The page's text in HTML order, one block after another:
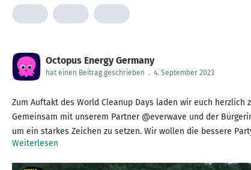
Octopus Energy Germany
hat einen Beitrag geschrieben . 4. September 2023
Zum Auftakt des World Cleanup Days laden wir euch
Gemeinsam mit unserem Partner @everwave und der
um ein starkes Zeichen zu setzen. Wir wollen die bessere
Weiterlesen